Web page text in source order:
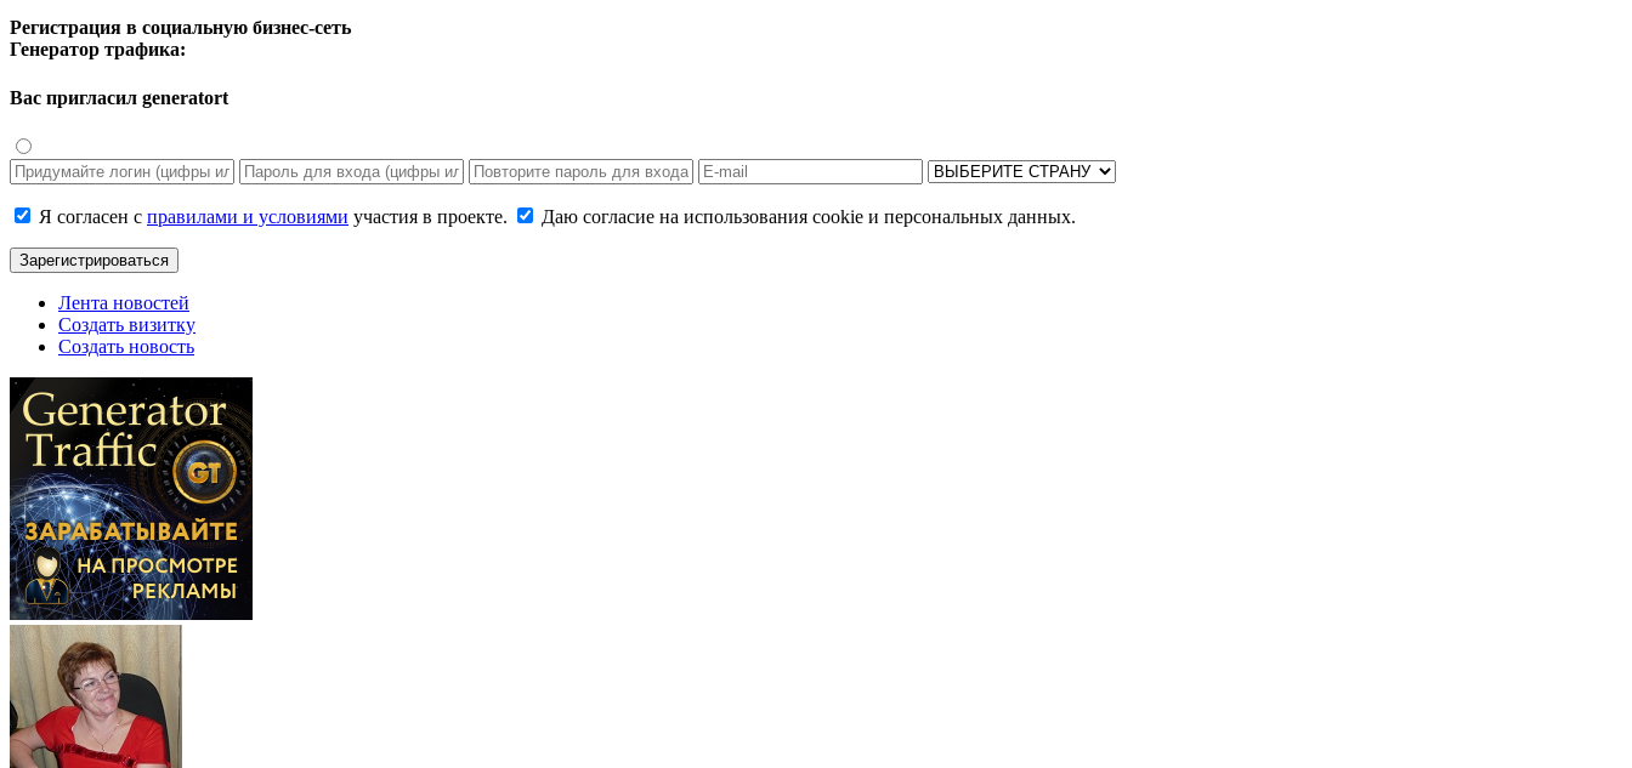
Регистрация в социальную бизнес-сеть
Генератор трафика:
Вас пригласил generatort
Я согласен с правилами и условиями участия в проекте. Даю согласие на использования cookie и персональных данных.
Зарегистрироваться
Лента новостей
Создать визитку
Создать новость